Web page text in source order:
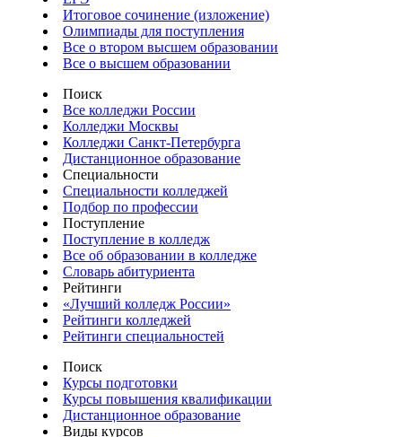
Итоговое сочинение (изложение)
Олимпиады для поступления
Все о втором высшем образовании
Все о высшем образовании
Поиск
Все колледжи России
Колледжи Москвы
Колледжи Санкт-Петербурга
Дистанционное образование
Специальности
Специальности колледжей
Подбор по профессии
Поступление
Поступление в колледж
Все об образовании в колледже
Словарь абитуриента
Рейтинги
«Лучший колледж России»
Рейтинги колледжей
Рейтинги специальностей
Поиск
Курсы подготовки
Курсы повышения квалификации
Дистанционное образование
Виды курсов